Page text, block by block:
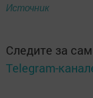
Источник
Следите за
Telegram-